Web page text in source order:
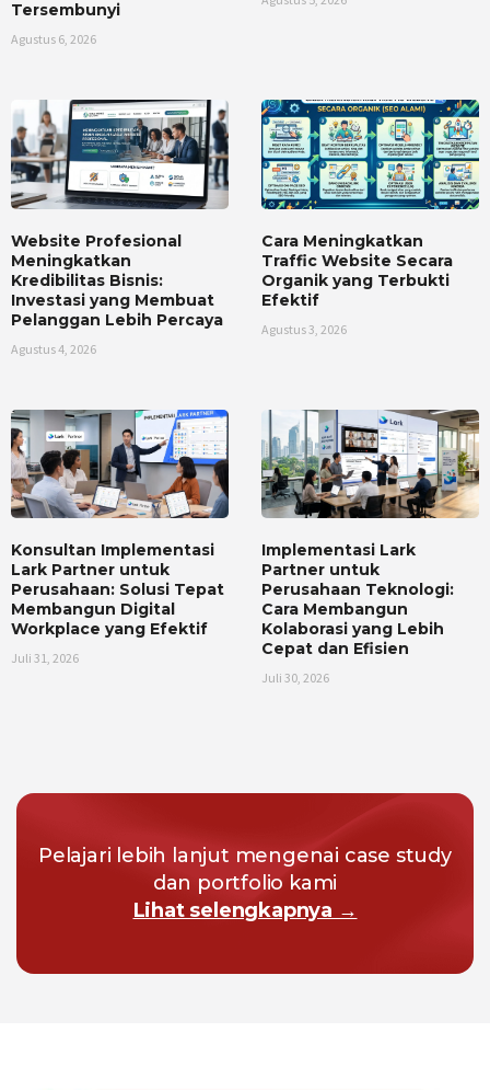
Tersembunyi
Agustus 6, 2026
Website Profesional
Meningkatkan
Kredibilitas Bisnis:
Investasi yang Membuat
Pelanggan Lebih Percaya
Agustus 4, 2026
Cara Meningkatkan
Traffic Website Secara
Organik yang Terbukti
Efektif
Agustus 3, 2026
Konsultan Implementasi
Lark Partner untuk
Perusahaan: Solusi Tepat
Membangun Digital
Workplace yang Efektif
Juli 31, 2026
Implementasi Lark
Partner untuk
Perusahaan Teknologi:
Cara Membangun
Kolaborasi yang Lebih
Cepat dan Efisien
Juli 30, 2026
Pelajari lebih lanjut mengenai case study
dan portfolio kami
Lihat selengkapnya →